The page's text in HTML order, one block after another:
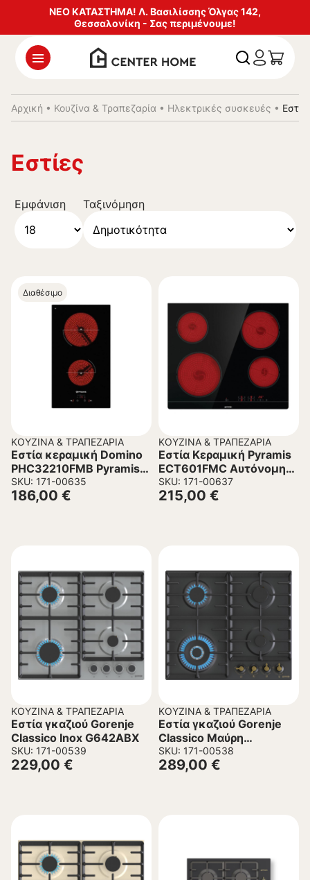
ΝΕΟ ΚΑΤΑΣΤΗΜΑ! Λ. Βασιλίσσης Όλγας 142,
Θεσσαλονίκη - Σας περιμένουμε!
Αρχική • Κουζίνα & Τραπεζαρία • Ηλεκτρικές συσκευές •
Εστίες
Εμφάνιση Ταξινόμηση
Διαθέσιμο
ΚΟΥΖΊΝΑ & ΤΡΑΠΕΖΑΡΊΑ
Εστία κεραμική Domino
PHC32210FMB Pyramis
Αφής Αυτόνομη
SKU: 171-00635
186,00 €
ΚΟΥΖΊΝΑ & ΤΡΑΠΕΖΑΡΊΑ
Εστία Κεραμική Pyramis
ECT601FMC Αυτόνομη
σε Μαύρο
SKU: 171-00637
215,00 €
ΚΟΥΖΊΝΑ & ΤΡΑΠΕΖΑΡΊΑ
Εστία γκαζιού Gorenje
Classico Inox G642ABX
SKU: 171-00539
229,00 €
ΚΟΥΖΊΝΑ & ΤΡΑΠΕΖΑΡΊΑ
Εστία γκαζιού Gorenje
Classico Μαύρη
GW642CLB
SKU: 171-00538
289,00 €